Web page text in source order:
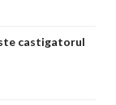
castigatorul